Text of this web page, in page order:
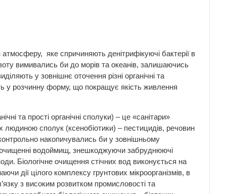
яке спричиняють денітрифікуючі бактерії в
вимивались би до морів та океанів, залишаючись
у зовнішнє оточення різні органічні та
у розчинну форму, що покращує якість живлення
та прості органічні сполуки) – це «санітари»
людиною сполук (ксенобіотики) – пестицидів, речовин
накопичувались би у зовнішньому
водоймищ, знешкоджуючи забруднюючі
Біологічне очищення стічних вод виконується на
дії цілого комплексу грунтових мікроорганізмів, в
з високим розвитком промисловості та